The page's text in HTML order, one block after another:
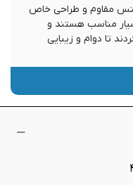
مقاوم و طراحی خاص
مناسب هستند و
تا دوام و زیبایی
یا آشنایی با این
با ما همراه باشید تا با
شوید.
متعدد خود، نظر بسیاری